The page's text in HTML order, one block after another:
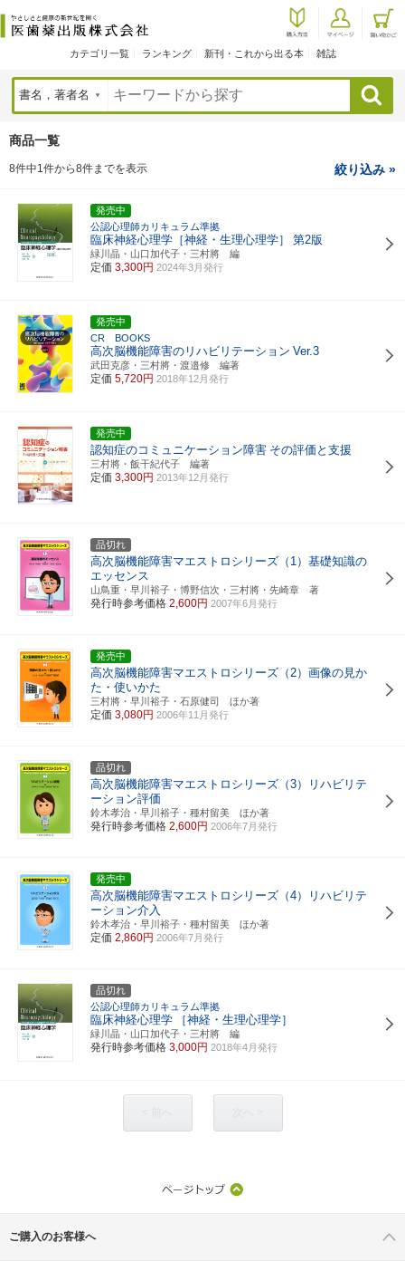
カテゴリ一覧 ランキング 新刊・これから出る本 雑誌
検索
商品一覧
8件中1件から8件までを表示 絞り込み »
発売中
公認心理師カリキュラム準拠
臨床神経心理学［神経・生理心理学］ 第2版
緑川晶・山口加代子・三村將 編
定価 3,300円 2024年3月発行
発売中
CR BOOKS
高次脳機能障害のリハビリテーション Ver.3
武田克彦・三村將・渡邉修 編著
定価 5,720円 2018年12月発行
発売中
認知症のコミュニケーション障害 その評価と支援
三村將・飯干紀代子 編著
定価 3,300円 2013年12月発行
品切れ
高次脳機能障害マエストロシリーズ（1）基礎知識の
エッセンス
山鳥重・早川裕子・博野信次・三村將・先崎章 著
発行時参考価格 2,600円 2007年6月発行
発売中
高次脳機能障害マエストロシリーズ（2）画像の見か
た・使いかた
三村將・早川裕子・石原健司 ほか著
定価 3,080円 2006年11月発行
品切れ
高次脳機能障害マエストロシリーズ（3）リハビリテ
ーション評価
鈴木孝治・早川裕子・種村留美 ほか著
発行時参考価格 2,600円 2006年7月発行
発売中
高次脳機能障害マエストロシリーズ（4）リハビリテ
ーション介入
鈴木孝治・早川裕子・種村留美 ほか著
定価 2,860円 2006年7月発行
品切れ
公認心理師カリキュラム準拠
臨床神経心理学 ［神経・生理心理学］
緑川晶・山口加代子・三村將 編
発行時参考価格 3,000円 2018年4月発行
ご購入のお客様へ